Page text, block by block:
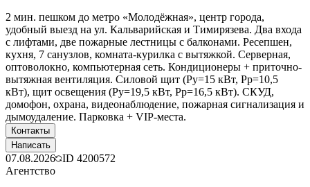
2 мин. пешком до метро «Молодёжная», центр города,
удобный выезд на ул. Кальварийская и Тимирязева. Два входа
с лифтами, две пожарные лестницы с балконами. Ресепшен,
кухня, 7 санузлов, комната-курилка с вытяжкой. Серверная,
оптоволокно, компьютерная сеть. Кондиционеры + приточно-
вытяжная вентиляция. Силовой щит (Ру=15 кВт, Рр=10,5
кВт), щит освещения (Ру=19,5 кВт, Рр=16,5 кВт). СКУД,
домофон, охрана, видеонаблюдение, пожарная сигнализация и
дымоудаление. Парковка + VIP-места.
Контакты
Написать
07.08.2026 ID 4200572
Агентство